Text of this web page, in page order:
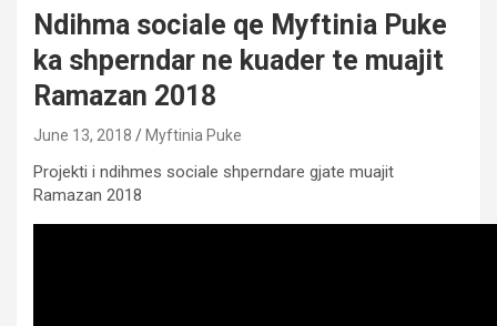
Ndihma sociale qe Myftinia Puke
ka shperndar ne kuader te muajit
Ramazan 2018
June 13, 2018 Myftinia Puke
Projekti i ndihmes sociale shperndare gjate muajit
Ramazan 2018